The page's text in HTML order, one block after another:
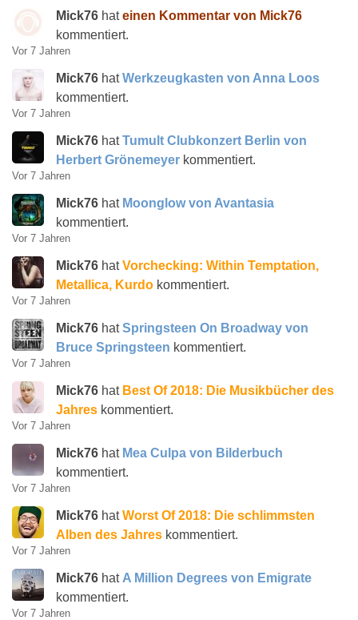
Mick76 hateinen Kommentar von Mick76
kommentiert.
Vor 7 Jahren
Mick76 hatWerkzeugkasten von Anna Loos
kommentiert.
Vor 7 Jahren
Mick76 hatTumult Clubkonzert Berlin von
Herbert Grönemeyer kommentiert.
Vor 7 Jahren
Mick76 hat Moonglow von Avantasia
kommentiert.
Vor 7 Jahren
Mick76 hatVorchecking: Within Temptation,
Metallica, Kurdo kommentiert.
Vor 7 Jahren
Mick76 hatSpringsteen On Broadway von
Bruce Springsteen kommentiert.
Vor 7 Jahren
Mick76 hat Best Of 2018: Die Musikbücher des
Jahres kommentiert.
Vor 7 Jahren
Mick76 hat Mea Culpa von Bilderbuch
kommentiert.
Vor 7 Jahren
Mick76 hatWorst Of 2018: Die schlimmsten
Alben des Jahres kommentiert.
Vor 7 Jahren
Mick76 hat A Million Degrees von Emigrate
kommentiert.
Vor 7 Jahren